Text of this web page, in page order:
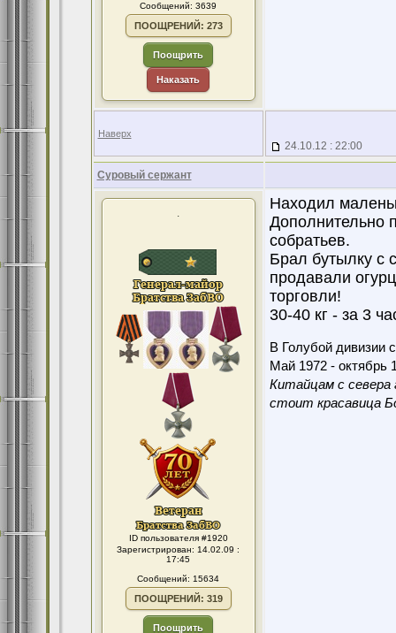
Сообщений: 3639
ПООЩРЕНИЙ: 273
Поощрить
Наказать
Наверх
24.10.12 : 22:00
Суровый сержант
.
ID пользователя #1920
Зарегистрирован: 14.02.09 :
17:45
Сообщений: 15634
ПООЩРЕНИЙ: 319
Поощрить
Находил
Дополнительно
собратьев.
Брал бутылку с
продавали
торговли!
30-40 кг - за 3
В Голубой дивизии
Май 1972 - октябрь
Китайцам с севера
стоит красавица